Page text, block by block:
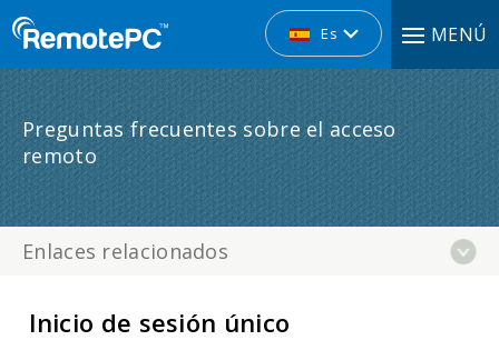
Es MENÚ
Preguntas frecuentes sobre el acceso
remoto
Enlaces relacionados
Inicio de sesión único